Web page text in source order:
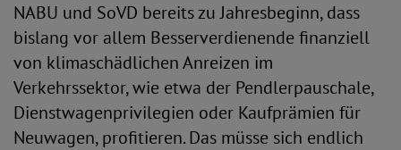
NABU und SoVD bereits zu Jahresbeginn, dass
bislang vor allem Besserverdienende finanziell
von klimaschädlichen Anreizen im
Verkehrssektor, wie etwa der Pendlerpauschale,
Dienstwagenprivilegien oder Kaufprämien für
Neuwagen, profitieren. Das müsse sich endlich